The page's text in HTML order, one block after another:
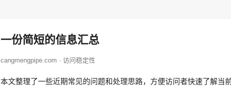
一份简短的信息汇总
cangmengpipe.com · 访问稳定性
本文整理了一些近期常见的问题和处理思路，方便访问者快速了解当